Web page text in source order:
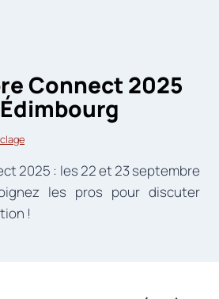
Connect 2025
2025 : les 22 et 23 septembre
les pros pour discuter
!